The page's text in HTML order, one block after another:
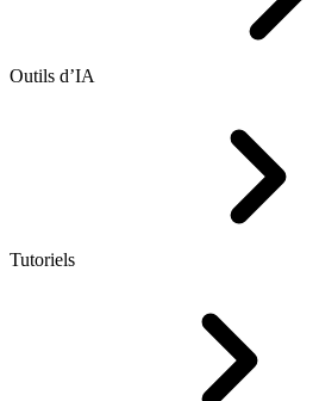
Outils d’IA
Tutoriels